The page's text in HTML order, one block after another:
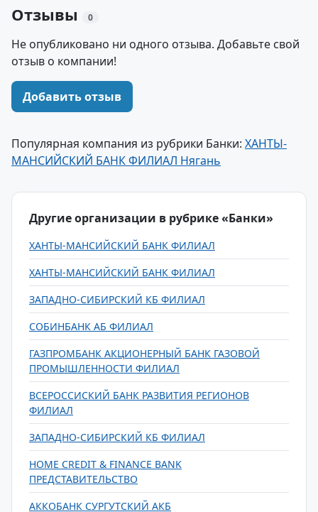
Отзывы 0
Не опубликовано ни одного отзыва. Добавьте свой
отзыв о компании!
Добавить отзыв
Популярная компания из рубрики Банки: ХАНТЫ-
МАНСИЙСКИЙ БАНК ФИЛИАЛ Нягань
Другие организации в рубрике «Банки»
ХАНТЫ-МАНСИЙСКИЙ БАНК ФИЛИАЛ
ХАНТЫ-МАНСИЙСКИЙ БАНК ФИЛИАЛ
ЗАПАДНО-СИБИРСКИЙ КБ ФИЛИАЛ
СОБИНБАНК АБ ФИЛИАЛ
ГАЗПРОМБАНК АКЦИОНЕРНЫЙ БАНК ГАЗОВОЙ
ПРОМЫШЛЕННОСТИ ФИЛИАЛ
ВСЕРОССИСКИЙ БАНК РАЗВИТИЯ РЕГИОНОВ
ФИЛИАЛ
ЗАПАДНО-СИБИРСКИЙ КБ ФИЛИАЛ
HOME CREDIT & FINANCE BANK
ПРЕДСТАВИТЕЛЬСТВО
АККОБАНК СУРГУТСКИЙ АКБ